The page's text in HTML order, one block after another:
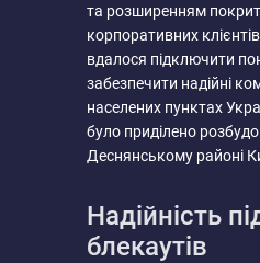
та розширенням
корпоративних
вдалося підключити
забезпечити надійні
населених пунктах
було приділено
Деснянському районі
Надійність
блекаутів